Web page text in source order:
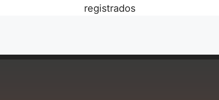
registrados